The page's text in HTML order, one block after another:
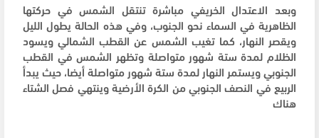
وبعد الاعتدال الخريفي مباشرة تنتقل الشمس في حركتها
الظاهرية في السماء نحو الجنوب، وفي هذه الحالة يطول الليل
ويقصر النهار، كما تغيب الشمس عن القطب الشمالي ويسود
الظلام لمدة ستة شهور متواصلة وتظهر الشمس في القطب
الجنوبي ويستمر النهار لمدة ستة شهور متواصلة أيضا، حيث يبدأ
الربيع في النصف الجنوبي من الكرة الأرضية وينتهي فصل الشتاء
هناك